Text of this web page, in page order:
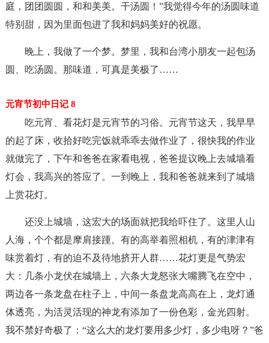
庭，团团圆圆，和和美美。干汤圆！”我觉得今年的汤圆味道
特别甜，因为里面包进了我和妈妈美好的祝愿。
晚上，我做了一个梦。梦里，我和台湾小朋友一起包汤
圆、吃汤圆。那味道，可真是美极了……
元宵节初中日记 8
吃元宵、看花灯是元宵节的习俗。元宵节这天，我早早
的起了床，收拾好吃完饭就乖乖去做作业了，很快我的作业
就做完了，下午和爸爸在家看电视，爸爸提议晚上去城墙看
灯会，我高兴的答应了。一到晚上，我和爸爸就来到了城墙
上赏花灯。
还没上城墙，这宏大的场面就把我给吓住了。这里人山
人海，个个都是摩肩接踵。有的高举着照相机，有的津津有
味赏着灯，有的迫不及待地挤开人群……花灯更是气势宏
大：几条小龙伏在城墙上，六条大龙怒张大嘴腾飞在空中，
两边各一条龙盘在柱子上，中间一条盘龙高高在上，龙灯通
体透亮，为活灵活现的神龙有添加了一份色彩，金光四射。
我不禁好奇极了：“这么大的龙灯要用多少灯，多少电呀？”爸